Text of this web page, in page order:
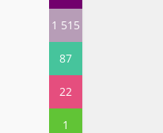
1 515
87
22
1